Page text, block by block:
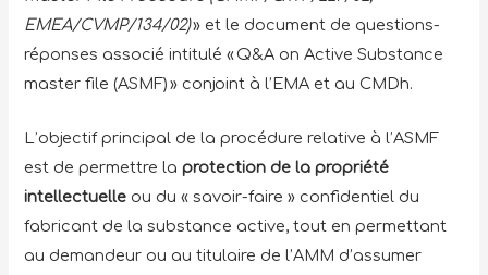
EMEA/CVMP/134/02)» et le document de questions-
réponses associé intitulé « Q&A on Active Substance
master file (ASMF) » conjoint à l’EMA et au CMDh.
L’objectif principal de la procédure relative à l’ASMF
est de permettre laprotection de la propriété
intellectuelle ou du « savoir-faire » confidentiel du
fabricant de la substance active, tout en permettant
au demandeur ou au titulaire de l’AMM d’assumer